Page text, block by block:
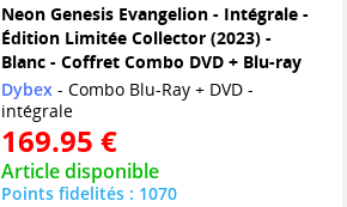
Neon Genesis Evangelion - Intégrale -
Édition Limitée Collector (2023) -
Blanc - Coffret Combo DVD + Blu-ray
Dybex- Combo Blu-Ray + DVD -
intégrale
169.95 €
Article disponible
Points fidelités : 1070